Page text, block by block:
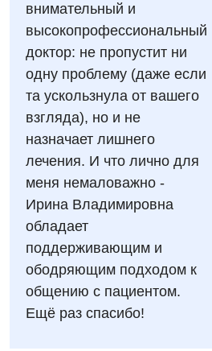
Акушерство и гинекология
Аллергология, иммунология
Андрология
Бесплатные услуги
Вакцинация
Гематология
Дерматовенерология
Диетология
Кардиология
Украинский
Русский
внимательный и
высокопрофессиональный
доктор: не пропустит ни
одну проблему (даже если
та ускользнула от вашего
взгляда), но и не
назначает лишнего
лечения. И что лично для
меня немаловажно -
Ирина Владимировна
обладает
поддерживающим и
ободряющим подходом к
общению с пациентом.
Ещё раз спасибо!